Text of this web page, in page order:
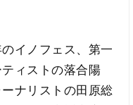
イノフェス、第一
ィストの落合陽
ナリストの田原総